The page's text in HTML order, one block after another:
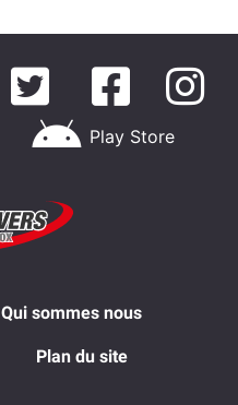
Play Store
Qui sommes nous
Plan du site